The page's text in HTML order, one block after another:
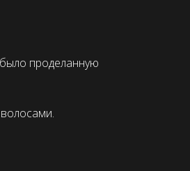
проделанную